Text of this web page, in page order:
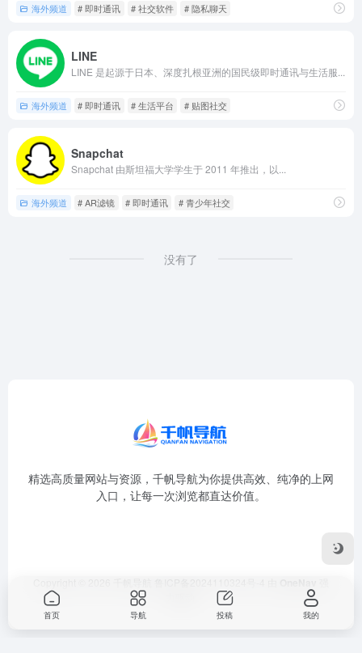
海外频道 # 即时通讯 # 社交软件 # 隐私聊天
LINE
LINE 是起源于日本、深度扎根亚洲的国民级即时通讯与生活服...
海外频道 # 即时通讯 # 生活平台 # 贴图社交
Snapchat
Snapchat 由斯坦福大学学生于 2011 年推出，以...
海外频道 # AR滤镜 # 即时通讯 # 青少年社交
没有了
精选高质量网站与资源，千帆导航为你提供高效、纯净的上网
入口，让每一次浏览都直达价值。
首页 导航 投稿 我的